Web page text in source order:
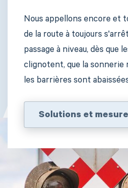
Nous appellons encore et
de la route à toujours
passage à niveau, dès que
clignotent, que la
les barrières sont
Solutions et